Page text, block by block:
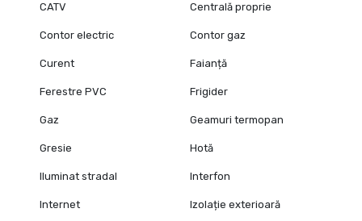
CATV Centrală proprie
Contor electric Contor gaz
Curent Faianță
Ferestre PVC Frigider
Gaz Geamuri termopan
Gresie Hotă
Iluminat stradal Interfon
Internet Izolație exterioară